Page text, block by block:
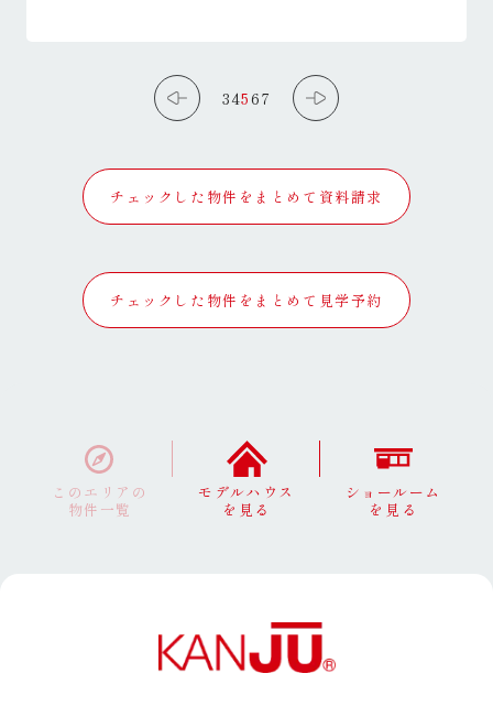
34567
チェックした物件をまとめて資料請求
チェックした物件をまとめて見学予約
このエリアの
物件一覧
モデルハウス
を見る
ショールーム
を見る